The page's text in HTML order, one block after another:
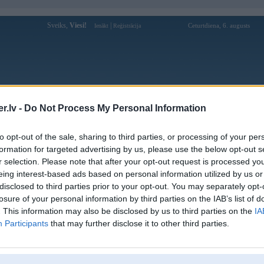
- Do Not Process My Personal Information
opt-out of the sale, sharing to third parties, or processing of your
for targeted advertising by us, please use the below opt-out
selection. Please note that after your opt-out request is processed
interest-based ads based on personal information utilized by us
to third parties prior to your opt-out. You may separately
of your personal information by third parties on the IAB’s list of
This information may also be disclosed by us to third parties on the
Participants that may further disclose it to other third parties.
Sveiks, Viesi! Ienākt Reģistrācija Ceturtdiena, 6. augusts
Forums Galerijas Reģistrācija Lietotāji
Lietotāja mm99cx profils
Lietotājvārds: mm99cx
Nodarbošanās:
MM99 - TRang Chủ Chính Thức
MM99.com 2025
Ziņojumi forumā:
0
Pēdējie ziņojumi forumā